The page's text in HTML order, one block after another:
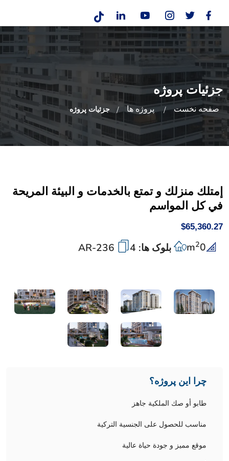
جزئیات پروژه
صفحه نخست پروژه ها جزئیات پروژه
إمتلك منزلك و تمتع بالخدمات و البيئة المريحة
في كل المواسم
$65,360.27
0
m2 بلوک ها: 4
چرا این پروژه؟
طابو أو صك الملكية جاهز
مناسب للحصول على الجنسية التركية
موقع مميز و جودة حياة عالية